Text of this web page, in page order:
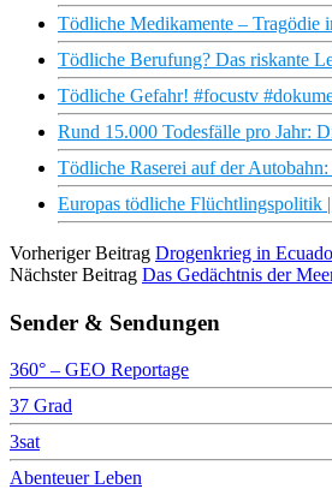
Tödliche Medikamente – Tragödie
Tödliche Berufung? Das riskante
Tödliche Gefahr! #focustv
Rund 15.000 Todesfälle pro Jahr:
Tödliche Raserei auf der
Europas tödliche Flüchtlingspolitik
Vorheriger Beitrag Drogenkrieg in
Nächster Beitrag Das Gedächtnis der
Sender & Sendungen
360° – GEO Reportage
37 Grad
3sat
Abenteuer Leben